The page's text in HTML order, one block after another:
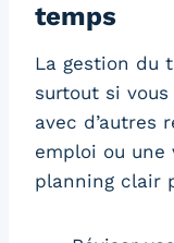
temps
La gestion du
surtout si
avec d’autres
emploi ou une
planning clair